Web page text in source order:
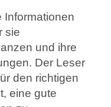
Informationen
sie
und ihre
Der Leser
den richtigen
eine gute